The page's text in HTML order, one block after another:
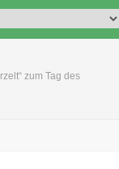
zum Tag des